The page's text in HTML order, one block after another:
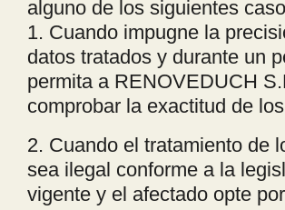
alguno de los siguientes
1. Cuando impugne la
datos tratados y durante un
permita a RENOVEDUCH
comprobar la exactitud de
2. Cuando el tratamiento de
sea ilegal conforme a la
vigente y el afectado opte